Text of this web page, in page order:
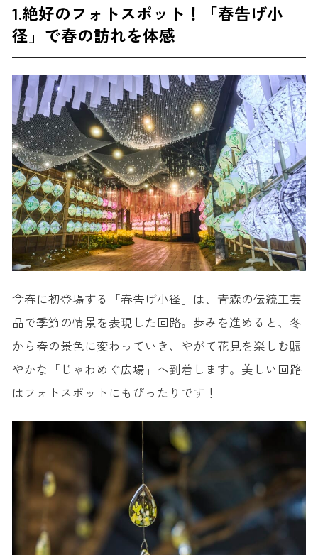
1.絶好のフォトスポット！「春告げ小
径」で春の訪れを体感
今春に初登場する「春告げ小径」は、青森の伝統工芸
品で季節の情景を表現した回路。歩みを進めると、冬
から春の景色に変わっていき、やがて花見を楽しむ賑
やかな「じゃわめぐ広場」へ到着します。美しい回路
はフォトスポットにもぴったりです！